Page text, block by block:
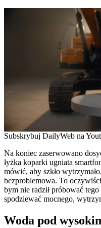
Subskrybuj DailyWeb na
Na koniec zaserwowano
łyżka koparki ugniata
mówić, aby szkło
bezproblemowa. To
bym nie radził próbować
spodziewać mocnego,
Woda pod